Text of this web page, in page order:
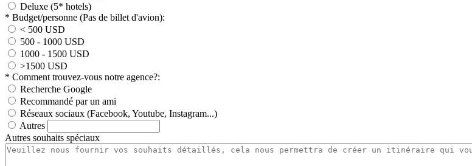
Deluxe (5* hotels)
* Budget/personne (Pas de billet d'avion):
< 500 USD
500 - 1000 USD
1000 - 1500 USD
>1500 USD
* Comment trouvez-vous notre agence?:
Recherche Google
Recommandé par un ami
Réseaux sociaux (Facebook, Youtube, Instagram...)
Autres
Autres souhaits spéciaux